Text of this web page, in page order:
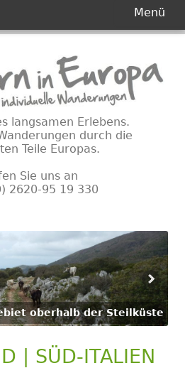
langsamen Erlebens.
durch die
Teile Europas.
Sie uns an
2620-95 19 330
Menü
oberhalb der Steilküste
| SÜD-ITALIEN